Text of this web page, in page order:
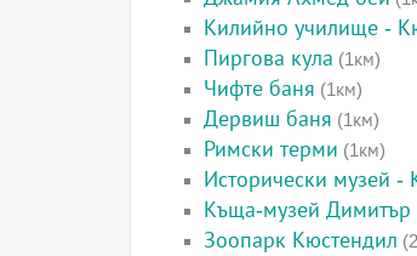
Килийно училище -
Пиргова кула (1км)
Чифте баня (1км)
Дервиш баня (1км)
Римски терми (1км)
Исторически музей -
Къща-музей
Зоопарк Кюстендил